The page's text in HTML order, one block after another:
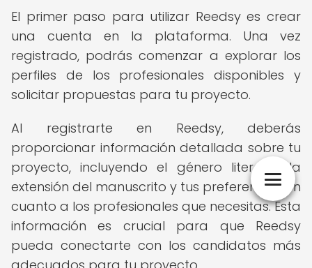
El primer paso para utilizar Reedsy es crear
una cuenta en la plataforma. Una vez
registrado, podrás comenzar a explorar los
perfiles de los profesionales disponibles y
solicitar propuestas para tu proyecto.
Al registrarte en Reedsy, deberás
proporcionar información detallada sobre tu
proyecto, incluyendo el género literario, la
extensión del manuscrito y tus preferencias en
cuanto a los profesionales que necesitas. Esta
información es crucial para que Reedsy
pueda conectarte con los candidatos más